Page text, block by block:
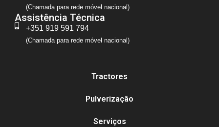
(Chamada para rede móvel nacional)
Assistência Técnica
+351 919 591 794
(Chamada para rede móvel nacional)
Tractores
Pulverização
Serviços